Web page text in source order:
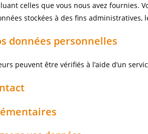
celles que vous nous avez fournies.
stockées à des fins administratives,
données personnelles
peuvent être vérifiés à l’aide d’un